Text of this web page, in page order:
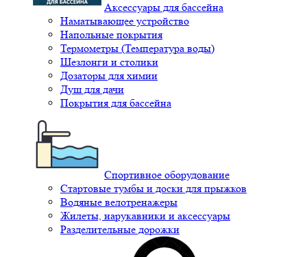
Аксессуары для бассейна
Наматывающее устройство
Напольные покрытия
Термометры (Температура воды)
Шезлонги и столики
Дозаторы для химии
Душ для дачи
Покрытия для бассейна
Спортивное оборудование
Стартовые тумбы и доски для прыжков
Водяные велотренажеры
Жилеты, нарукавники и аксессуары
Разделительные дорожки